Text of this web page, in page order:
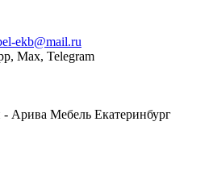
ekb@mail.ru
Max, Telegram
Арива Мебель Екатеринбург